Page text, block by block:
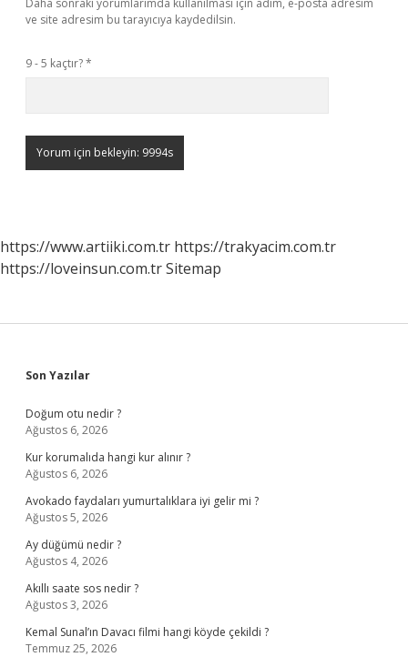
Daha sonraki yorumlarımda kullanılması için adım, e-posta adresim
ve site adresim bu tarayıcıya kaydedilsin.
9 - 5 kaçtır?*
https://www.artiiki.com.tr https://trakyacim.com.tr
https://loveinsun.com.trSitemap
Sidebar
Son Yazılar
Doğum otu nedir ?
Ağustos 6, 2026
Kur korumalıda hangi kur alınır ?
Ağustos 6, 2026
Avokado faydaları yumurtalıklara iyi gelir mi ?
Ağustos 5, 2026
Ay düğümü nedir ?
Ağustos 4, 2026
Akıllı saate sos nedir ?
Ağustos 3, 2026
Kemal Sunal’ın Davacı filmi hangi köyde çekildi ?
Temmuz 25, 2026